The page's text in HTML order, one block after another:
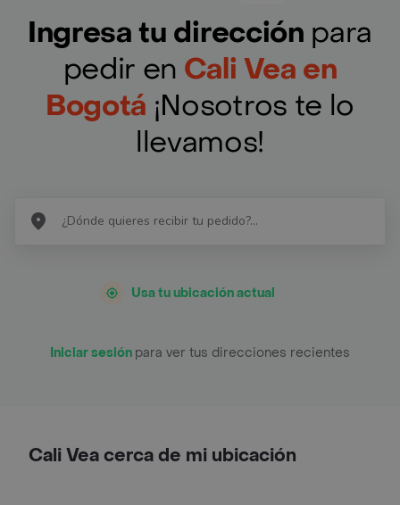
Ingresa tu dirección para
pedir en Cali Vea en
Bogotá ¡Nosotros te lo
llevamos!
Usa tu ubicación actual
Iniciar sesión para ver tus direcciones recientes
Cali Vea cerca de mi ubicación